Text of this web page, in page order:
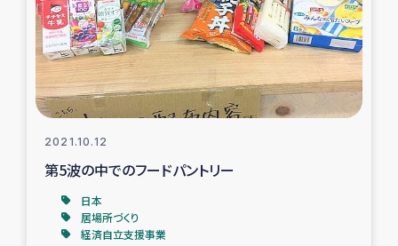
カカオ生産者支援事業
シリア国内避難民・帰還民の生活再建支援
トルコにおけるシリア難民支援事業
インドネシア中部 スラウェシの地震・津波被災者支援
スリランカ ムライティブ県帰還民の生活再建支援
2021.10.12
第5波の中でのフードパントリー
日本
居場所づくり
経済自立支援事業